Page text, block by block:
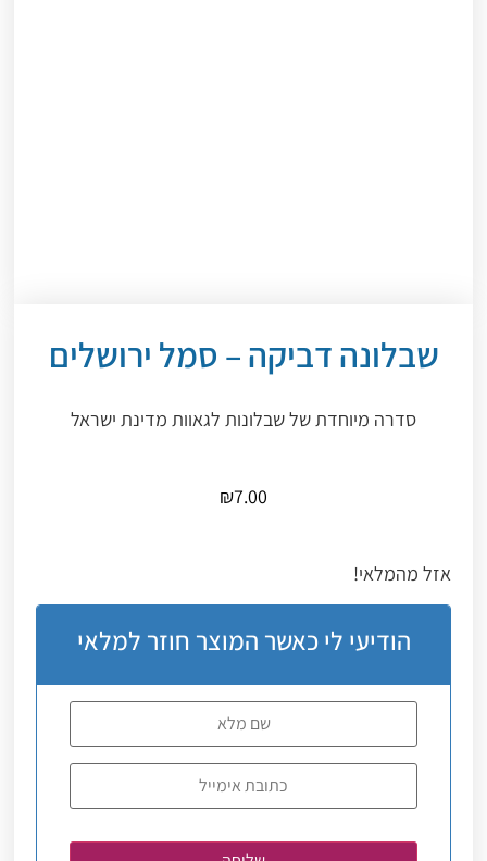
שבלונה דביקה – סמל ירושלים
סדרה מיוחדת של שבלונות לגאוות מדינת ישראל
₪7.00
אזל מהמלאי!
הודיעי לי כאשר המוצר חוזר למלאי